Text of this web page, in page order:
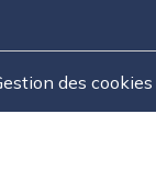
des cookies